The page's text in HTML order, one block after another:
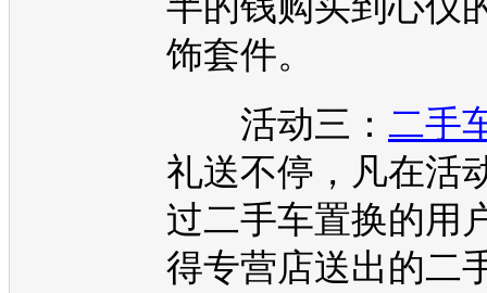
饰套件。
活动三： 二手
礼送不停，凡在活
过二手车置换的用
得专营店送出的二